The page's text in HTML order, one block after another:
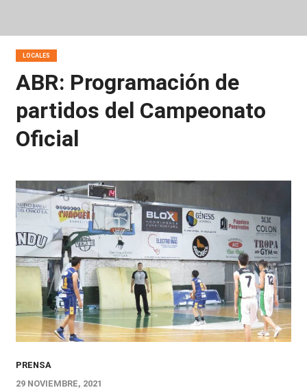
LOCALES
ABR: Programación de
partidos del Campeonato
Oficial
PRENSA
29 NOVIEMBRE, 2021